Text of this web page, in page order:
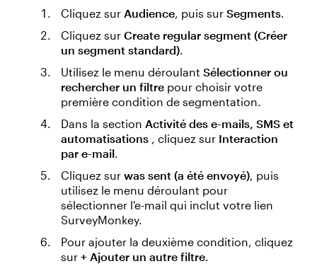
Cliquez sur Audience, puis sur Segments.
Cliquez sur Create regular segment (Créer
un segment standard).
Utilisez le menu déroulant Sélectionner ou
rechercher un filtre pour choisir votre
première condition de segmentation.
Dans la section Activité des e-mails, SMS et
automatisations , cliquez sur Interaction
par e-mail.
Cliquez sur was sent (a été envoyé), puis
utilisez le menu déroulant pour
sélectionner l'e-mail qui inclut votre lien
SurveyMonkey.
Pour ajouter la deuxième condition, cliquez
sur + Ajouter un autre filtre.